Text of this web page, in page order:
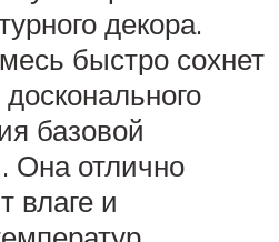
декора.
быстро сохнет
базовой
Она отлично
влаге и